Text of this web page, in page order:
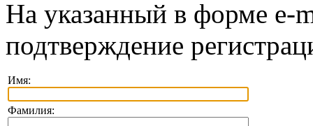
На указанный в форме e-
подтверждение
Имя:
Фамилия: